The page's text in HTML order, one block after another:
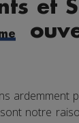
et
ardemment
notre